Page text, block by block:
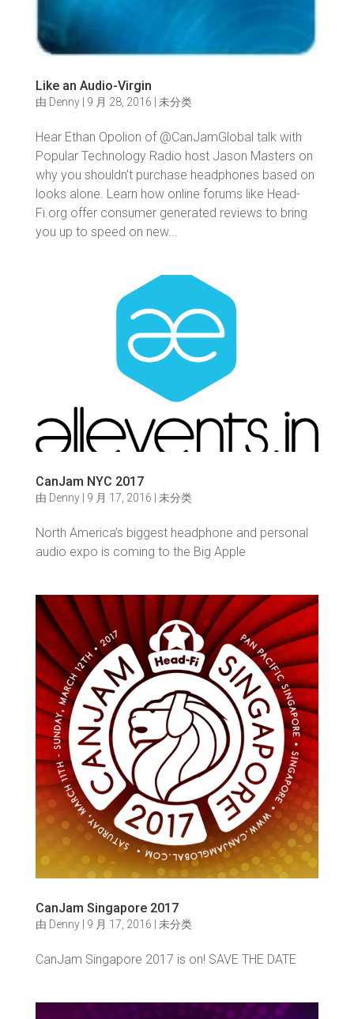
Like an Audio-Virgin
由 Denny| 9 月 28, 2016 未分类
Hear Ethan Opolion of @CanJamGlobal talk with
Popular Technology Radio host Jason Masters on
why you shouldn’t purchase headphones based on
looks alone. Learn how online forums like Head-
Fi.org offer consumer generated reviews to bring
you up to speed on new...
CanJam NYC 2017
由 Denny| 9 月 17, 2016 未分类
North America’s biggest headphone and personal
audio expo is coming to the Big Apple
CanJam Singapore 2017
由 Denny| 9 月 17, 2016 未分类
CanJam Singapore 2017 is on! SAVE THE DATE